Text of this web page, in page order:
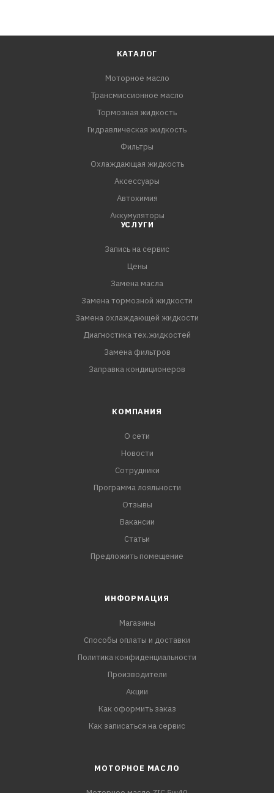
КАТАЛОГ
Моторное масло
Трансмиссионное масло
Тормозная жидкость
Гидравлическая жидкость
Фильтры
Охлаждающая жидкость
Аксессуары
Автохимия
Аккумуляторы
УСЛУГИ
Запись на сервис
Цены
Замена масла
Замена тормозной жидкости
Замена охлаждающей жидкости
Диагностика тех.жидкостей
Замена фильтров
Заправка кондиционеров
КОМПАНИЯ
О сети
Новости
Сотрудники
Программа лояльности
Отзывы
Вакансии
Статьи
Предложить помещение
ИНФОРМАЦИЯ
Магазины
Способы оплаты и доставки
Политика конфиденциальности
Производители
Акции
Как оформить заказ
Как записаться на сервис
МОТОРНОЕ МАСЛО